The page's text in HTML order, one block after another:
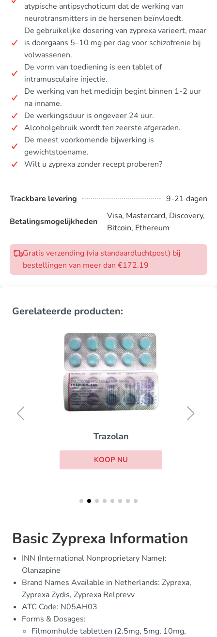
atypische antipsychoticum dat de werking van
neurotransmitters in de hersenen beïnvloedt.
De gebruikelijke dosering van zyprexa varieert, maar
is doorgaans 5–10 mg per dag voor schizofrenie bij
volwassenen.
De vorm van toediening is een tablet of
intramusculaire injectie.
De werking van het medicijn begint binnen 1-2 uur
na inname.
De werkingsduur is ongeveer 24 uur.
Alcoholgebruik wordt ten zeerste afgeraden.
De meest voorkomende bijwerking is
gewichtstoename.
Wilt u zyprexa zonder recept proberen?
Trackbare levering 9-21 dagen
Betalingsmogelijkheden
Visa, Mastercard, Discovery,
Bitcoin, Ethereum
Gratis verzending (via standaardluchtpost) bij
bestellingen van meer dan €172.19
Gerelateerde producten:
Trazolan
KOOP NU
Basic Zyprexa Information
INN (International Nonproprietary Name):
Olanzapine
Brand Names Available in Netherlands: Zyprexa,
Zyprexa Zydis, Zyprexa Relprevv
ATC Code: N05AH03
Forms & Dosages:
Filmomhulde tabletten (2.5mg, 5mg, 10mg,